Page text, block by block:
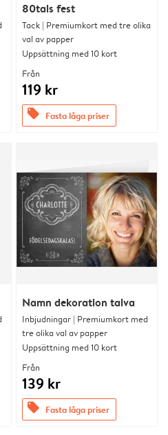
80tals fest
Tack | Premiumkort med tre olika
val av papper
Uppsättning med 10 kort
Från
119 kr
offers Fasta låga priser
Namn dekoration talva
Inbjudningar | Premiumkort med
tre olika val av papper
Uppsättning med 10 kort
Från
139 kr
offers Fasta låga priser